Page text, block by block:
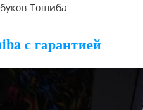
Тошиба
с гарантией